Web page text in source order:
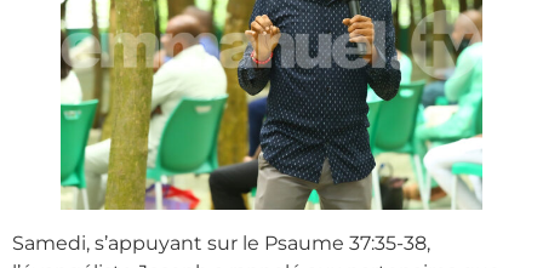
Samedi, s’appuyant sur le Psaume 37:35-38,